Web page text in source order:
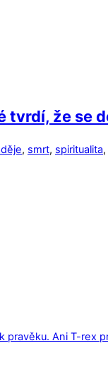
tvrdí, že se
, smrt, spiritualita,
pravěku. Ani T-rex